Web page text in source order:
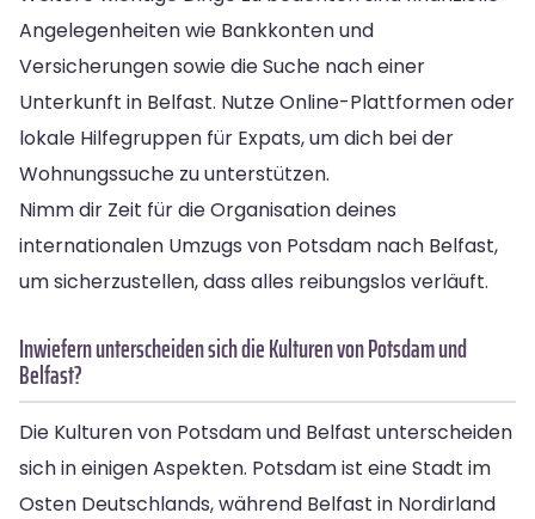
Angelegenheiten wie Bankkonten und
Versicherungen sowie die Suche nach einer
Unterkunft in Belfast. Nutze Online-Plattformen oder
lokale Hilfegruppen für Expats, um dich bei der
Wohnungssuche zu unterstützen.
Nimm dir Zeit für die Organisation deines
internationalen Umzugs von Potsdam nach Belfast,
um sicherzustellen, dass alles reibungslos verläuft.
Inwiefern unterscheiden sich die Kulturen von Potsdam und
Belfast?
Die Kulturen von Potsdam und Belfast unterscheiden
sich in einigen Aspekten. Potsdam ist eine Stadt im
Osten Deutschlands, während Belfast in Nordirland